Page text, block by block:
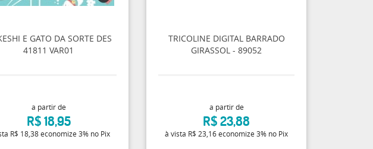
E GATO DA SORTE DES
41811 VAR01
a partir de
R$ 18,95
R$ 18,38economize3% no Pix
TRICOLINE DIGITAL BARRADO
GIRASSOL - 89052
a partir de
R$ 23,88
à vista R$ 23,16economize3% no Pix